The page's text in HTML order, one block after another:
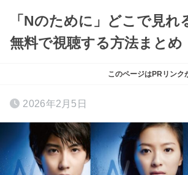
「Nのために」どこで見れ
無料で視聴する方法まとめ
このページはPRリンク
2026年2月5日